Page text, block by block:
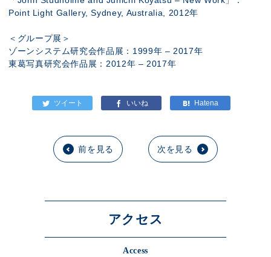
Point Light Gallery, Sydney, Australia, 2012年
＜グループ展＞
ゾーンシステム研究会作品展：1999年 – 2017年
東葛写真研究会作品展：2012年 – 2017年
前を見る 次を見る
アクセス
Access